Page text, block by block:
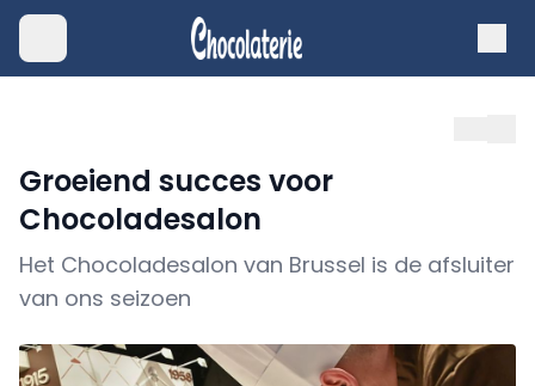
Groeiend succes voor
Chocoladesalon
Het Chocoladesalon van Brussel is de afsluiter
van ons seizoen